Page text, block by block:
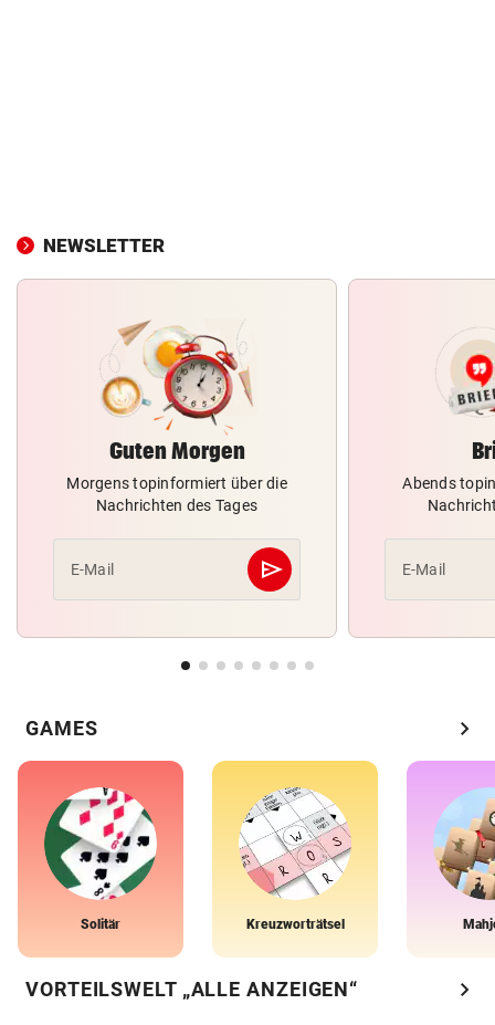
NEWSLETTER
Guten Morgen
Morgens topinformiert über die
Nachrichten des Tages
E-Mail send
Abschicken
Abends
E-Mail
GAMES chevron_right
Solitär Kreuzworträtsel
VORTEILSWELT „ALLE ANZEIGEN“ chevron_right